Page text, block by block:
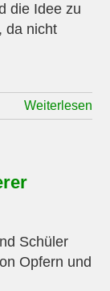
die Idee zu
da nicht
Weiterlesen
Schüler
Opfern und